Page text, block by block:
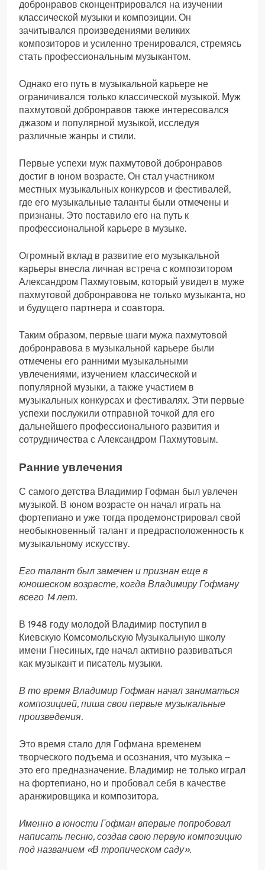
добронравов сконцентрировался на изучении
классической музыки и композиции. Он
зачитывался произведениями великих
композиторов и усиленно тренировался, стремясь
стать профессиональным музыкантом.
Однако его путь в музыкальной карьере не
ограничивался только классической музыкой. Муж
пахмутовой добронравов также интересовался
джазом и популярной музыкой, исследуя
различные жанры и стили.
Первые успехи муж пахмутовой добронравов
достиг в юном возрасте. Он стал участником
местных музыкальных конкурсов и фестивалей,
где его музыкальные таланты были отмечены и
признаны. Это поставило его на путь к
профессиональной карьере в музыке.
Огромный вклад в развитие его музыкальной
карьеры внесла личная встреча с композитором
Александром Пахмутовым, который увидел в муже
пахмутовой добронравова не только музыканта, но
и будущего партнера и соавтора.
Таким образом, первые шаги мужа пахмутовой
добронравова в музыкальной карьере были
отмечены его ранними музыкальными
увлечениями, изучением классической и
популярной музыки, а также участием в
музыкальных конкурсах и фестивалях. Эти первые
успехи послужили отправной точкой для его
дальнейшего профессионального развития и
сотрудничества с Александром Пахмутовым.
Ранние увлечения
С самого детства Владимир Гофман был увлечен
музыкой. В юном возрасте он начал играть на
фортепиано и уже тогда продемонстрировал свой
необыкновенный талант и предрасположенность к
музыкальному искусству.
Его талант был замечен и признан еще в
юношеском возрасте, когда Владимиру Гофману
всего 14 лет.
В 1948 году молодой Владимир поступил в
Киевскую Комсомольскую Музыкальную школу
имени Гнесиных, где начал активно развиваться
как музыкант и писатель музыки.
В то время Владимир Гофман начал заниматься
композицией, пиша свои первые музыкальные
произведения.
Это время стало для Гофмана временем
творческого подъема и осознания, что музыка –
это его предназначение. Владимир не только играл
на фортепиано, но и пробовал себя в качестве
аранжировщика и композитора.
Именно в юности Гофман впервые попробовал
написать песню, создав свою первую композицию
под названием «В тропическом саду».